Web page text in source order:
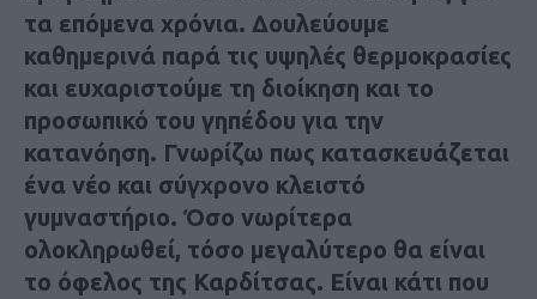
τα επόμενα χρόνια. Δουλεύουμε
καθημερινά παρά τις υψηλές θερμοκρασίες
και ευχαριστούμε τη διοίκηση και το
προσωπικό του γηπέδου για την
κατανόηση. Γνωρίζω πως κατασκευάζεται
ένα νέο και σύγχρονο κλειστό
γυμναστήριο. Όσο νωρίτερα
ολοκληρωθεί, τόσο μεγαλύτερο θα είναι
το όφελος της Καρδίτσας. Είναι κάτι που